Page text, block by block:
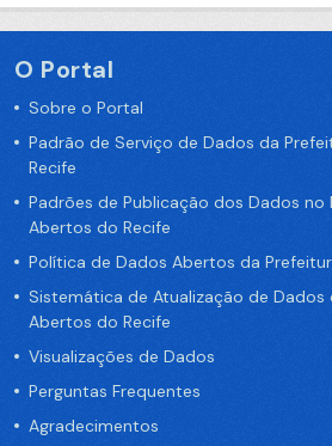
O Portal
Sobre o Portal
Padrão de Serviço de Dados da
Recife
Padrões de Publicação dos Dados no
Abertos do Recife
Política de Dados Abertos da
Sistemática de Atualização de Dados
Abertos do Recife
Visualizações de Dados
Perguntas Frequentes
Agradecimentos